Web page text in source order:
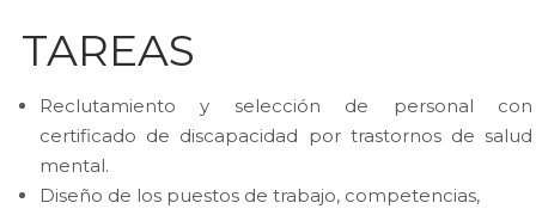
TAREAS
Reclutamiento y selección de personal con
certificado de discapacidad por trastornos de salud
mental.
Diseño de los puestos de trabajo, competencias,